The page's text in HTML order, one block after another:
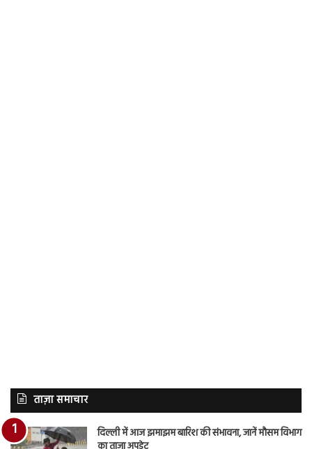
ताज़ा समाचार
दिल्ली में आज झमाझम बारिश की संभावना, जानें मौसम विभाग